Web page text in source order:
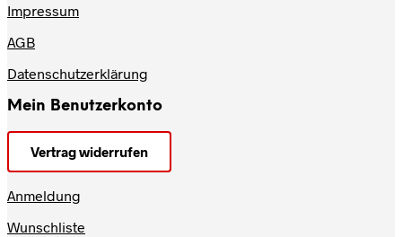
Impressum
AGB
Datenschutzerklärung
Mein Benutzerkonto
Vertrag widerrufen
Anmeldung
Wunschliste